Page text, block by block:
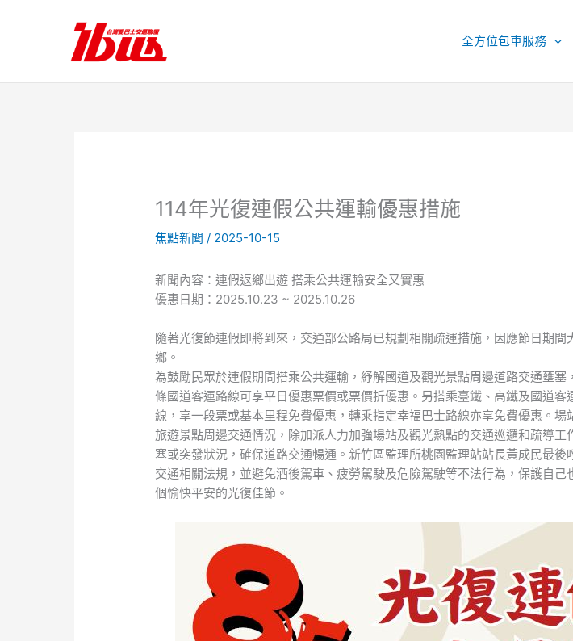
內
全方位包車服務
114年光復連假公共運輸優惠措施
焦點新聞 / 2025-10-15
新聞內容：連假返鄉出遊 搭乘公共運輸安全又實惠
優惠日期：2025.10.23 ~ 2025.10.26
隨著光復節連假即將到來，交通部公路局已規劃相關疏運措施，因應節日期
鄉。
為鼓勵民眾於連假期間搭乘公共運輸，紓解國道及觀光景點周邊道路交通壅
條國道客運路線可享平日優惠票價或票價折優惠。另搭乘臺鐵、高鐵及國道
線，享一段票或基本里程免費優惠，轉乘指定幸福巴士路線亦享免費優惠。
旅遊景點周邊交通情況，除加派人力加強場站及觀光熱點的交通巡邏和疏導
塞或突發狀況，確保道路交通暢通。新竹區監理所桃園監理站站長黃成民最
交通相關法規，並避免酒後駕車、疲勞駕駛及危險駕駛等不法行為，保護自
個愉快平安的光復佳節。